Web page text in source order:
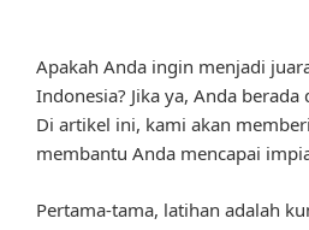
Apakah Anda ingin menjadi
Indonesia? Jika ya, Anda
Di artikel ini, kami akan
membantu Anda mencapai
Pertama-tama, latihan adalah